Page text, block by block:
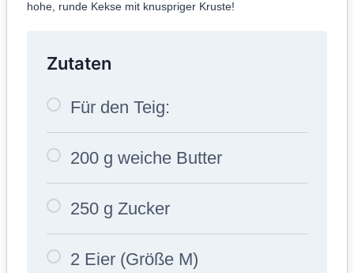
hohe, runde Kekse mit knuspriger Kruste!
Zutaten
Für den Teig:
200 g weiche Butter
250 g Zucker
2 Eier (Größe M)